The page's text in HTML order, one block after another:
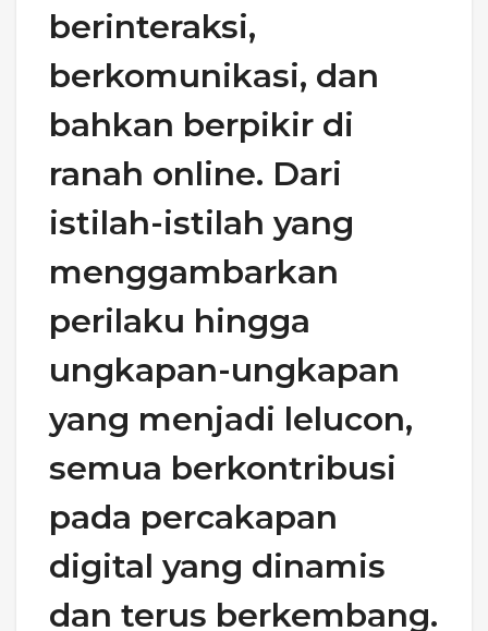
berinteraksi,
berkomunikasi, dan
bahkan berpikir di
ranah online. Dari
istilah-istilah yang
menggambarkan
perilaku hingga
ungkapan-ungkapan
yang menjadi lelucon,
semua berkontribusi
pada percakapan
digital yang dinamis
dan terus berkembang.